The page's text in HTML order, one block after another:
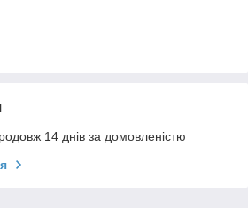
14 днів за домовленістю